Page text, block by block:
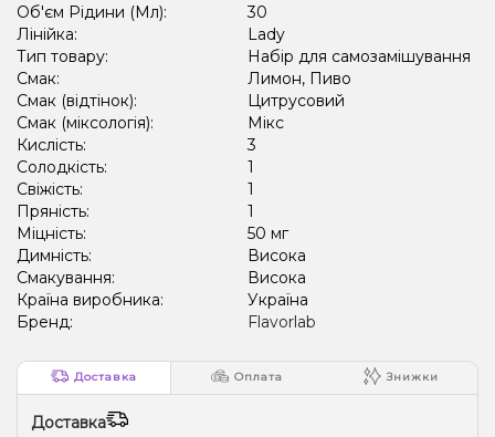
Об'єм Рідини (Мл):
30
Лінійка:
Lady
Тип товару:
Набір для самозамішування
Смак:
Лимон, Пиво
Смак (відтінок):
Цитрусовий
Смак (міксологія):
Мікс
Кислість:
3
Солодкість:
1
Свіжість:
1
Пряність:
1
Міцність:
50 мг
Димність:
Висока
Смакування:
Висока
Країна виробника:
Україна
Бренд:
Flavorlab
Доставка Оплата Знижки
Доставка